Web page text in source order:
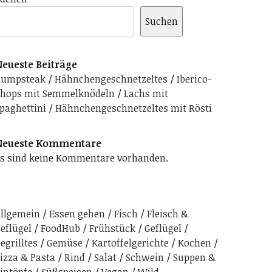
Suchen
Beiträge
Hähnchengeschnetzeltes
Iberico-
mit Semmelknödeln
Lachs mit
Hähnchengeschnetzeltes mit Rösti
Kommentare
sind keine Kommentare vorhanden.
Essen gehen Fisch
Fleisch &
FoodHub Frühstück
Geflügel
Gemüse Kartoffelgerichte
Kochen
& Pasta
Rind Salat Schwein
Suppen &